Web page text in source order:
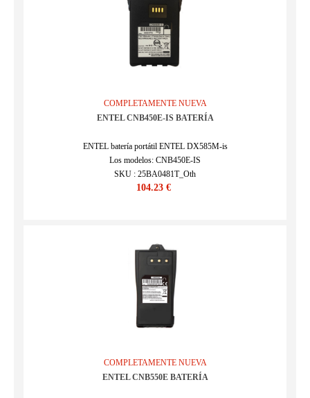
COMPLETAMENTE NUEVA
ENTEL CNB450E-IS BATERÍA
ENTEL batería portátil ENTEL DX585M-is
Los modelos: CNB450E-IS
SKU : 25BA0481T_Oth
104.23 €
COMPLETAMENTE NUEVA
ENTEL CNB550E BATERÍA